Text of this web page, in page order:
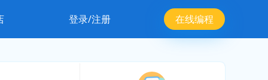
登录/注册 在线编程